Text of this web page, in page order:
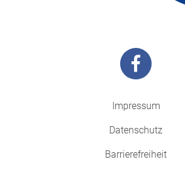
Impressum
Datenschutz
Barrierefreiheit